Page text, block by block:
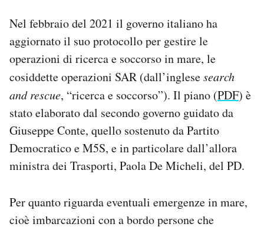
Nel febbraio del 2021 il governo italiano ha
aggiornato il suo protocollo per gestire le
operazioni di ricerca e soccorso in mare, le
cosiddette operazioni SAR (dall’inglesesearch
and rescue, “ricerca e soccorso”). Il piano (PDF) è
stato elaborato dal secondo governo guidato da
Giuseppe Conte, quello sostenuto da Partito
Democratico e M5S, e in particolare dall’allora
ministra dei Trasporti, Paola De Micheli, del PD.
Per quanto riguarda eventuali emergenze in mare,
cioè imbarcazioni con a bordo persone che